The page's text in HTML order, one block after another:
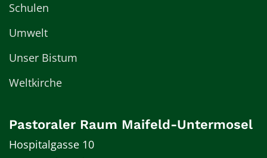
Schulen
Umwelt
Unser Bistum
Weltkirche
Pastoraler Raum Maifeld-Untermosel
Hospitalgasse 10